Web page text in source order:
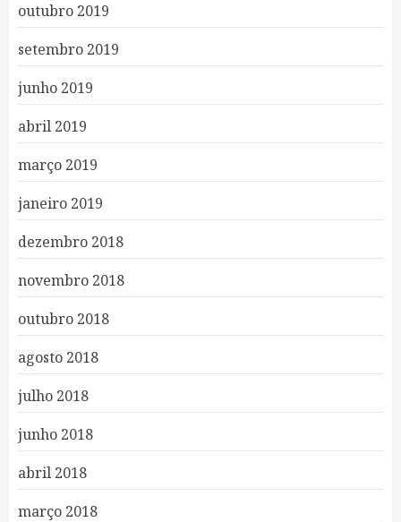
outubro 2019
setembro 2019
junho 2019
abril 2019
março 2019
janeiro 2019
dezembro 2018
novembro 2018
outubro 2018
agosto 2018
julho 2018
junho 2018
abril 2018
março 2018